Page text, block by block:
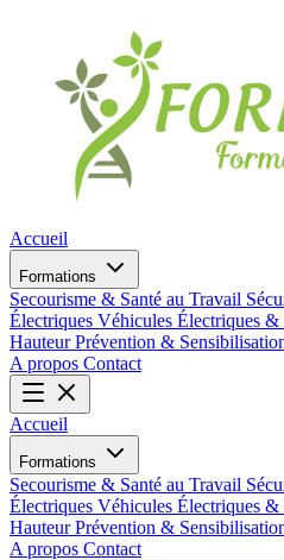
Accueil
Formations
Secourisme & Santé au Travail
Électriques Véhicules Électriques
HauteurPrévention &
A propos Contact
Accueil
Formations
Secourisme & Santé au Travail
Électriques Véhicules Électriques
HauteurPrévention &
A propos Contact